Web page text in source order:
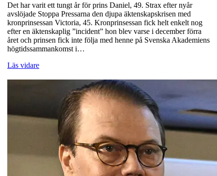
Det har varit ett tungt år för prins Daniel, 49. Strax efter nyår
avslöjade Stoppa Pressarna den djupa äktenskapskrisen med
kronprinsessan Victoria, 45. Kronprinsessan fick helt enkelt nog
efter en äktenskaplig ”incident” hon blev varse i december förra
året och prinsen fick inte följa med henne på Svenska Akademiens
högtidssammankomst i…
Läs vidare